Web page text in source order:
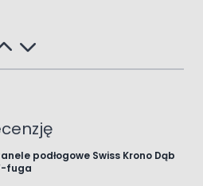
podłogowe Swiss Krono Dąb
fuga